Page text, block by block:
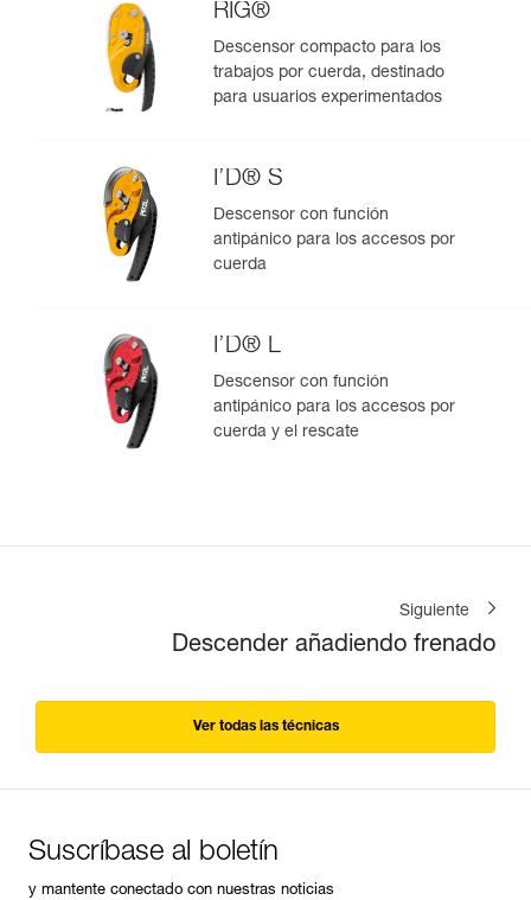
RIG®
Descensor compacto para los
trabajos por cuerda, destinado
para usuarios experimentados
I’D® S
Descensor con función
antipánico para los accesos por
cuerda
I’D® L
Descensor con función
antipánico para los accesos por
cuerda y el rescate
Siguiente
Descender añadiendo frenado
Ver todas las técnicas
Suscríbase al boletín
y mantente conectado con nuestras noticias